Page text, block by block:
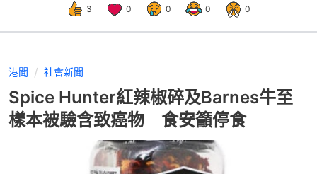
3 0 0 0 0
港聞 社會新聞
Spice Hunter紅辣椒碎及Barnes牛至
樣本被驗含致癌物 食安籲停食